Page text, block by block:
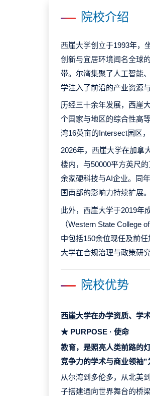
院校介绍
西崖大学创立于1993年
创新与宜居环境闻名全球
带。尔湾集聚了人工智能
学注入了前沿的产业资源
历经三十余年发展，西崖
个国家与地区的综合性高
湾16英亩的Intersect园区
2026年，西崖大学在加拿
楼内，与50000平方英尺
余家硬科技与AI企业。同
国南部的影响力持续扩展。
此外，西崖大学于2019年
（Western State College
中包括150余位现任及前
大学在合规治理与政策研
院校优势
西崖大学在办学资质、学
★ PURPOSE · 使命
教育，是照亮人类前路的
竞争力的学术与商业领袖”
从尔湾到多伦多，从北美
子搭建通向世界舞台的桥